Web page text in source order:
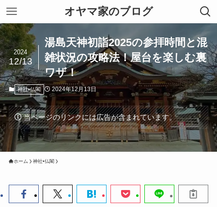
オヤマ家のブログ
湯島天神初詣2025の参拝時間と混
雑状況の攻略法！屋台を楽しむ裏
ワザ！
2024
12/13
神社•仏閣 2024年12月13日
当ページのリンクには広告が含まれています。
ホーム 神社•仏閣